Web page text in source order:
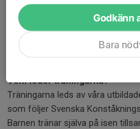
350 kr per årför enskild
för hela
Terminsavgiften är bindande om
Mer detaljer om kostnader hittar
Vem leder träningarna?
Träningarna leds av våra
som följer Svenska
Barnen tränar själva på isen
Godkänn
Bara